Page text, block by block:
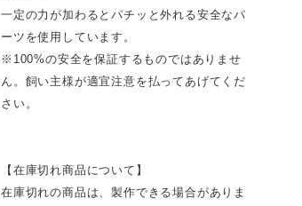
一定の力が加わるとパチッと外れる安全なパ
ーツを使用しています。
※100%の安全を保証するものではありませ
ん。飼い主様が適宜注意を払ってあげてくだ
さい。
【在庫切れ商品について】
在庫切れの商品は、製作できる場合がありま